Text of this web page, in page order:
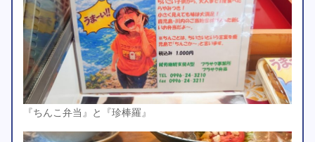
『ちんこ弁当』と『珍棒羅』